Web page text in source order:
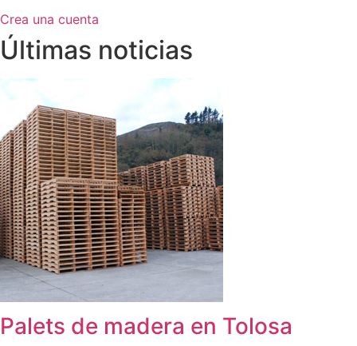
Crea una cuenta
Últimas noticias
Palets de madera en Tolosa